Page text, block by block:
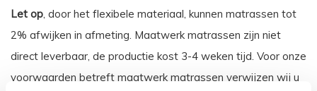
Let op, door het flexibele materiaal, kunnen matrassen tot
2% afwijken in afmeting. Maatwerk matrassen zijn niet
direct leverbaar, de productie kost 3-4 weken tijd. Voor onze
voorwaarden betreft maatwerk matrassen verwijzen wij u